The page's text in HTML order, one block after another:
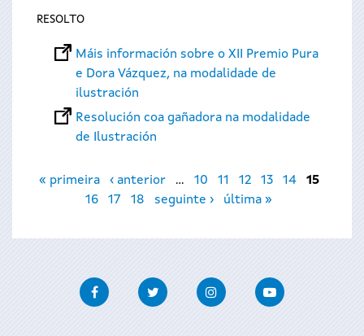
RESOLTO
Máis información sobre o XII Premio Pura
e Dora Vázquez, na modalidade de
ilustración
Resolución coa gañadora na modalidade
de Ilustración
Páxinas
« primeira ‹ anterior … 10 11 12 13 14
15
16
17 18 seguinte › última »
FacebookTwitter InstagramYoutube